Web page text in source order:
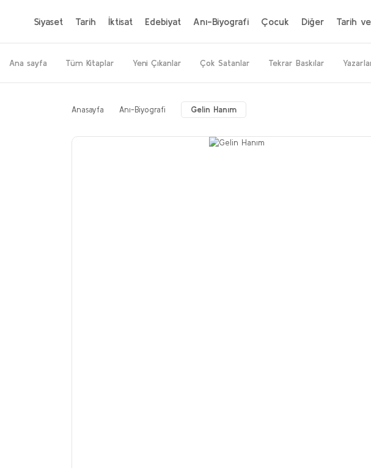
Siyaset Tarih İktisat Edebiyat Anı-Biyografi Çocuk Diğer Tarih
Ana sayfa Tüm Kitaplar Yeni Çıkanlar Çok Satanlar Tekrar Baskılar
Anasayfa Anı-Biyografi Gelin Hanım